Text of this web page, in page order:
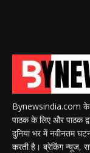
Bynewsindia.com के
पाठक के लिए और पाठक
दुनिया भर में नवीनतम
करती है। ब्रेकिंग न्यूज,